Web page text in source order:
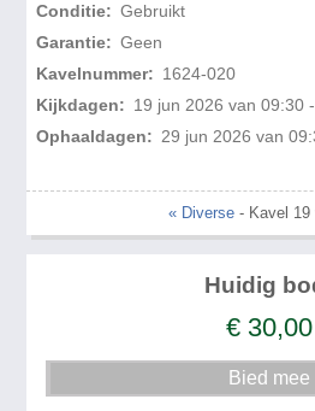
Conditie: Gebruikt
Garantie: Geen
Kavelnummer: 1624-020
Kijkdagen: 19 jun 2026 van 09:30
Ophaaldagen: 29 jun 2026 van
« Diverse - Kavel 19
Huidig
€ 30,00